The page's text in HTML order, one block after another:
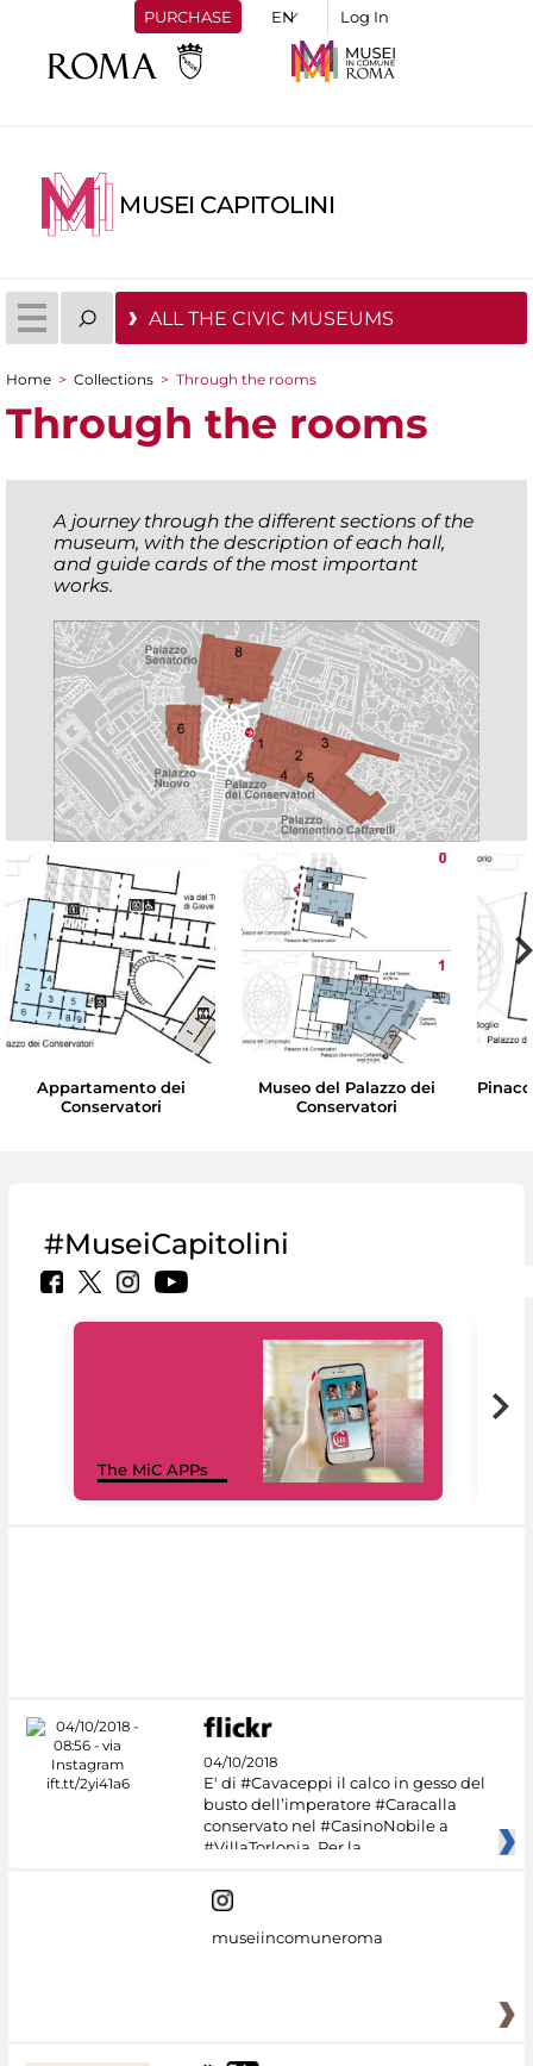
PURCHASE Log In
MUSEI CAPITOLINI
ALL THE CIVIC MUSEUMS
You are here
Home > Collections > Through the rooms
Through the rooms
A journey through the different sections of the
museum, with the description of each hall,
and guide cards of the most important
works.
Appartamento dei
Conservatori
Museo del Palazzo dei
Conservatori
#MuseiCapitolini
The MiC APPs
04/10/2018
E' di #Cavaceppi il calco in gesso del
busto dell’imperatore #Caracalla
conservato nel #CasinoNobile a
#VillaTorlonia. Per la
museiincomuneroma